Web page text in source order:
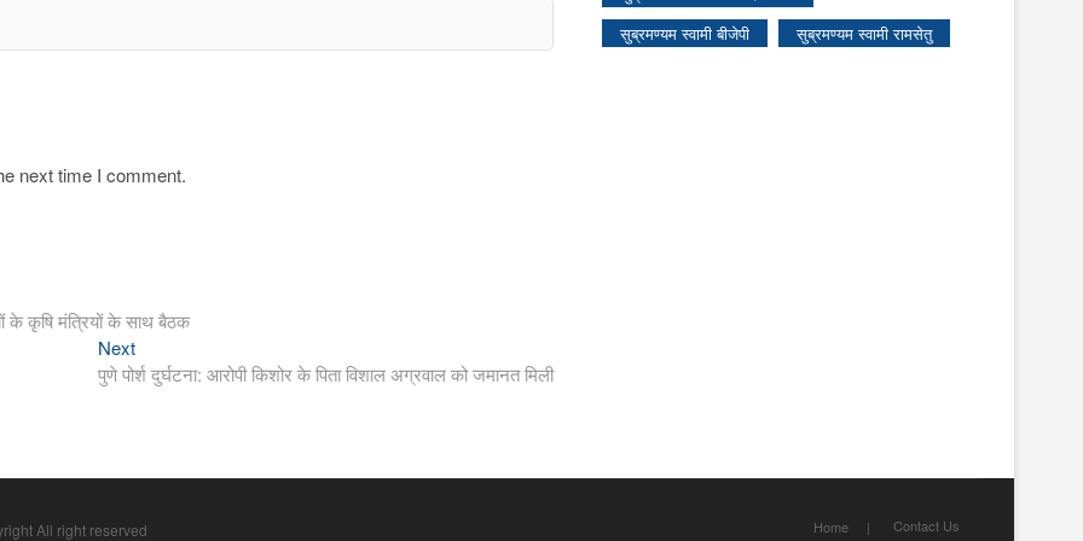
next time I comment.
के कृषि मंत्रियों के साथ बैठक
NextNext
post:
पुणे पोर्श दुर्घटना: आरोपी किशोर के पिता विशाल अग्रवाल को जमानत मिली
सुब्रमण्यम स्वामी बीजेपी
सुब्रमण्यम स्वामी रामसेतु
Home Contact Us
All right reserved